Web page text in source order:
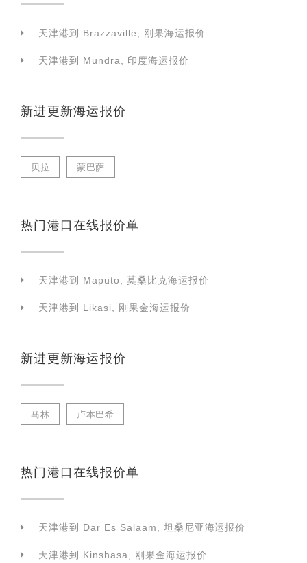
天津港到 Brazzaville, 刚果海运报价
天津港到 Mundra, 印度海运报价
新进更新海运报价
贝拉 蒙巴萨
热门港口在线报价单
天津港到 Maputo, 莫桑比克海运报价
天津港到 Likasi, 刚果金海运报价
新进更新海运报价
马林 卢本巴希
热门港口在线报价单
天津港到 Dar Es Salaam, 坦桑尼亚海运报价
天津港到 Kinshasa, 刚果金海运报价